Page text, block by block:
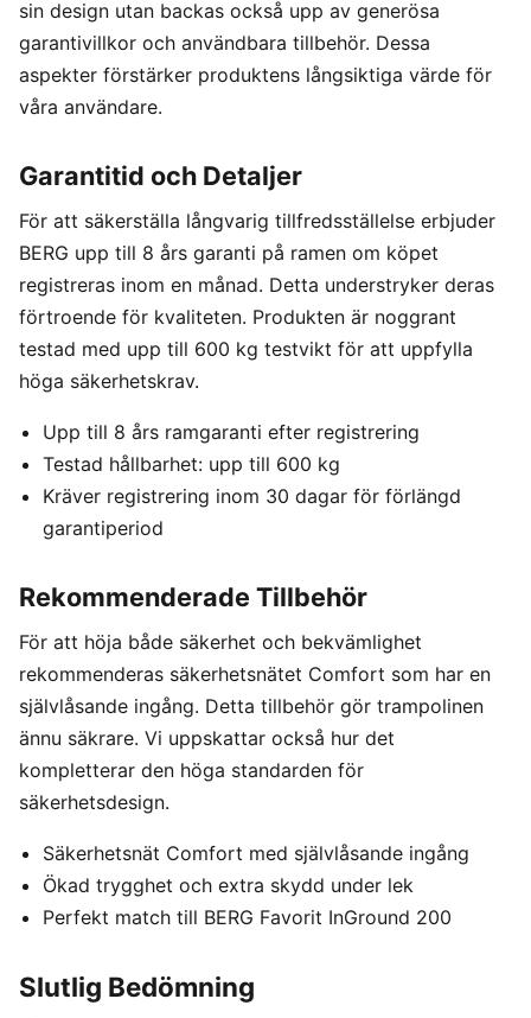
sin design utan backas också upp av generösa
garantivillkor och användbara tillbehör. Dessa
aspekter förstärker produktens långsiktiga värde för
våra användare.
Garantitid och Detaljer
För att säkerställa långvarig tillfredsställelse erbjuder
BERG upp till 8 års garanti på ramen om köpet
registreras inom en månad. Detta understryker deras
förtroende för kvaliteten. Produkten är noggrant
testad med upp till 600 kg testvikt för att uppfylla
höga säkerhetskrav.
Upp till 8 års ramgaranti efter registrering
Testad hållbarhet: upp till 600 kg
Kräver registrering inom 30 dagar för förlängd
garantiperiod
Rekommenderade Tillbehör
För att höja både säkerhet och bekvämlighet
rekommenderas säkerhetsnätet Comfort som har en
självlåsande ingång. Detta tillbehör gör trampolinen
ännu säkrare. Vi uppskattar också hur det
kompletterar den höga standarden för
säkerhetsdesign.
Säkerhetsnät Comfort med självlåsande ingång
Ökad trygghet och extra skydd under lek
Perfekt match till BERG Favorit InGround 200
Slutlig Bedömning